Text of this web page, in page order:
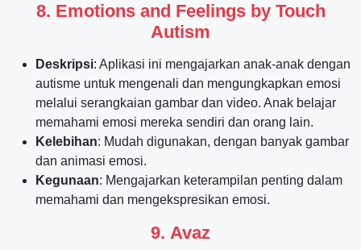
8. Emotions and Feelings by Touch
Autism
Deskripsi: Aplikasi ini mengajarkan anak-anak dengan
autisme untuk mengenali dan mengungkapkan emosi
melalui serangkaian gambar dan video. Anak belajar
memahami emosi mereka sendiri dan orang lain.
Kelebihan: Mudah digunakan, dengan banyak gambar
dan animasi emosi.
Kegunaan: Mengajarkan keterampilan penting dalam
memahami dan mengekspresikan emosi.
9. Avaz